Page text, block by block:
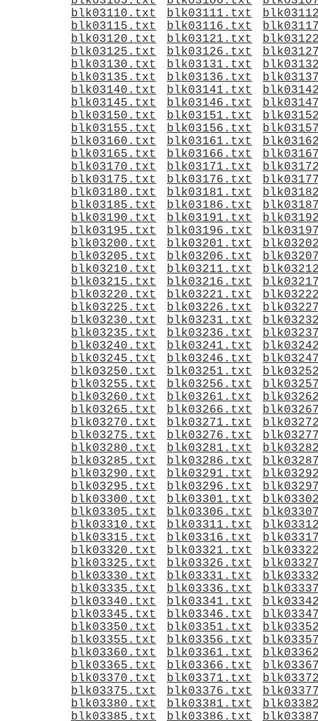
blk03110.txt
blk03111.txt
blk03115.txt
blk03116.txt
blk03120.txt
blk03121.txt
blk03125.txt
blk03126.txt
blk03130.txt
blk03131.txt
blk03135.txt
blk03136.txt
blk03140.txt
blk03141.txt
blk03145.txt
blk03146.txt
blk03150.txt
blk03151.txt
blk03155.txt
blk03156.txt
blk03160.txt
blk03161.txt
blk03165.txt
blk03166.txt
blk03170.txt
blk03171.txt
blk03175.txt
blk03176.txt
blk03180.txt
blk03181.txt
blk03185.txt
blk03186.txt
blk03190.txt
blk03191.txt
blk03195.txt
blk03196.txt
blk03200.txt
blk03201.txt
blk03205.txt
blk03206.txt
blk03210.txt
blk03211.txt
blk03215.txt
blk03216.txt
blk03220.txt
blk03221.txt
blk03225.txt
blk03226.txt
blk03230.txt
blk03231.txt
blk03235.txt
blk03236.txt
blk03240.txt
blk03241.txt
blk03245.txt
blk03246.txt
blk03250.txt
blk03251.txt
blk03255.txt
blk03256.txt
blk03260.txt
blk03261.txt
blk03265.txt
blk03266.txt
blk03270.txt
blk03271.txt
blk03275.txt
blk03276.txt
blk03280.txt
blk03281.txt
blk03285.txt
blk03286.txt
blk03290.txt
blk03291.txt
blk03295.txt
blk03296.txt
blk03300.txt
blk03301.txt
blk03305.txt
blk03306.txt
blk03310.txt
blk03311.txt
blk03315.txt
blk03316.txt
blk03320.txt
blk03321.txt
blk03325.txt
blk03326.txt
blk03330.txt
blk03331.txt
blk03335.txt
blk03336.txt
blk03340.txt
blk03341.txt
blk03345.txt
blk03346.txt
blk03350.txt
blk03351.txt
blk03355.txt
blk03356.txt
blk03360.txt
blk03361.txt
blk03365.txt
blk03366.txt
blk03370.txt
blk03371.txt
blk03375.txt
blk03376.txt
blk03380.txt
blk03381.txt
blk03385.txt
blk03386.txt